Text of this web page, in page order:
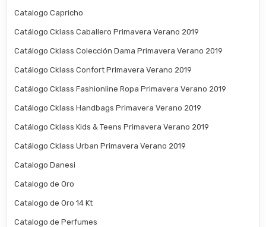
Catalogo Capricho
Catálogo Cklass Caballero Primavera Verano 2019
Catálogo Cklass Colección Dama Primavera Verano 2019
Catálogo Cklass Confort Primavera Verano 2019
Catálogo Cklass Fashionline Ropa Primavera Verano 2019
Catálogo Cklass Handbags Primavera Verano 2019
Catálogo Cklass Kids & Teens Primavera Verano 2019
Catálogo Cklass Urban Primavera Verano 2019
Catalogo Danesi
Catalogo de Oro
Catalogo de Oro 14 Kt
Catalogo de Perfumes